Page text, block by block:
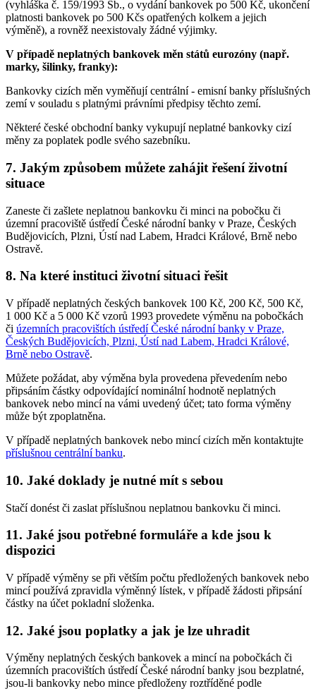
(vyhláška č. 159/1993 Sb., o vydání bankovek po 500 Kč, ukončení
platnosti bankovek po 500 Kčs opatřených kolkem a jejich
výměně), a rovněž neexistovaly žádné výjimky.
V případě neplatných bankovek měn států eurozóny (např.
marky, šilinky, franky):
Bankovky cizích měn vyměňují centrální - emisní banky příslušných
zemí v souladu s platnými právními předpisy těchto zemí.
Některé české obchodní banky vykupují neplatné bankovky cizí
měny za poplatek podle svého sazebníku.
7. Jakým způsobem můžete zahájit řešení životní
situace
Zaneste či zašlete neplatnou bankovku či minci na pobočku či
územní pracoviště ústředí České národní banky v Praze, Českých
Budějovicích, Plzni, Ústí nad Labem, Hradci Králové, Brně nebo
Ostravě.
8. Na které instituci životní situaci řešit
V případě neplatných českých bankovek 100 Kč, 200 Kč, 500 Kč,
1 000 Kč a 5 000 Kč vzorů 1993 provedete výměnu na pobočkách
či územních pracovištích ústředí České národní banky v Praze,
Českých Budějovicích, Plzni, Ústí nad Labem, Hradci Králové,
Brně nebo Ostravě.
Můžete požádat, aby výměna byla provedena převedením nebo
připsáním částky odpovídající nominální hodnotě neplatných
bankovek nebo mincí na vámi uvedený účet; tato forma výměny
může být zpoplatněna.
V případě neplatných bankovek nebo mincí cizích měn kontaktujte
příslušnou centrální banku.
10. Jaké doklady je nutné mít s sebou
Stačí donést či zaslat příslušnou neplatnou bankovku či minci.
11. Jaké jsou potřebné formuláře a kde jsou k
dispozici
V případě výměny se při větším počtu předložených bankovek nebo
mincí používá zpravidla výměnný lístek, v případě žádosti připsání
částky na účet pokladní složenka.
12. Jaké jsou poplatky a jak je lze uhradit
Výměny neplatných českých bankovek a mincí na pobočkách či
územních pracovištích ústředí České národní banky jsou bezplatné,
jsou-li bankovky nebo mince předloženy roztříděné podle